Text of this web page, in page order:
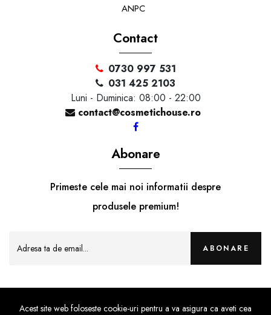
ANPC
Contact
0730 997 531
031 425 2103
Luni - Duminica: 08:00 - 22:00
contact@cosmetichouse.ro
Abonare
Primeste cele mai noi informatii despre
produsele premium!
ABONARE
Acest site web foloseste cookie-uri pentru a va asigura ca aveti cea